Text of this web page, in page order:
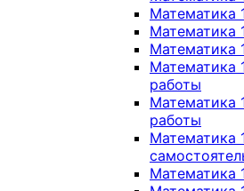
Математика
Математика
Математика
Математика
работы
Математика
работы
Математика
Математика